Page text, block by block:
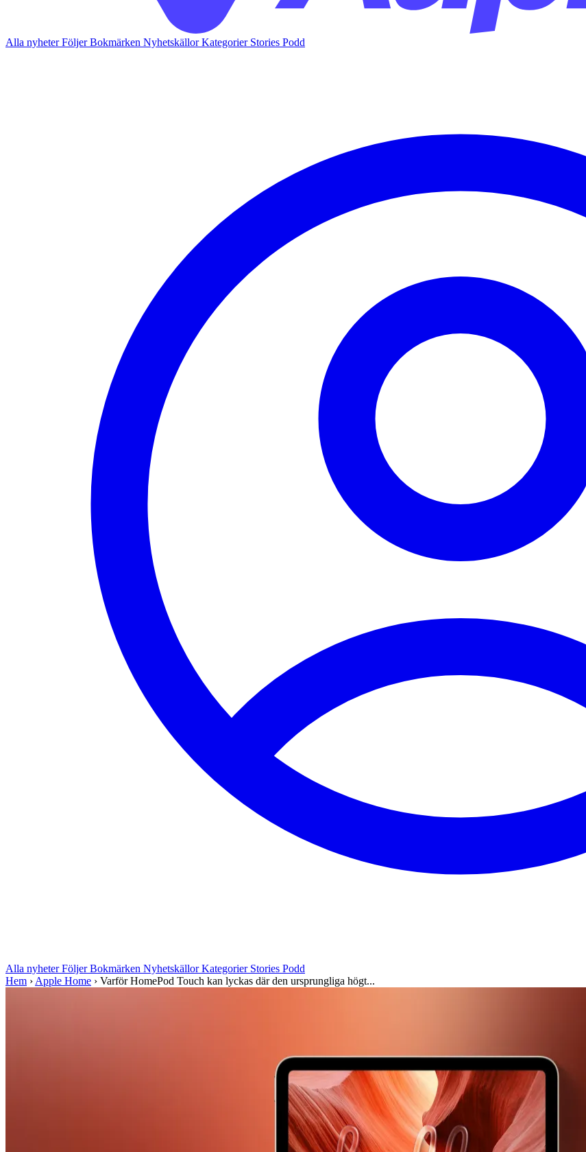
Alla nyheterFöljerBokmärken NyhetskällorKategorier Stories Podd
Alla nyheterFöljerBokmärken NyhetskällorKategorier Stories Podd
Hem › Apple Home › Varför HomePod Touch kan lyckas där den ursprungliga högt...